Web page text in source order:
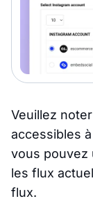
Veuillez
accessibles
vous pouvez
les flux
flux.